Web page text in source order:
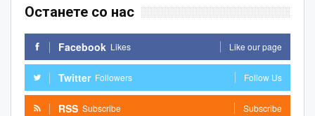
Останете со нас
Facebook Likes Like our page
Twitter Followers Follow Us
RSS Subscribe Subscribe